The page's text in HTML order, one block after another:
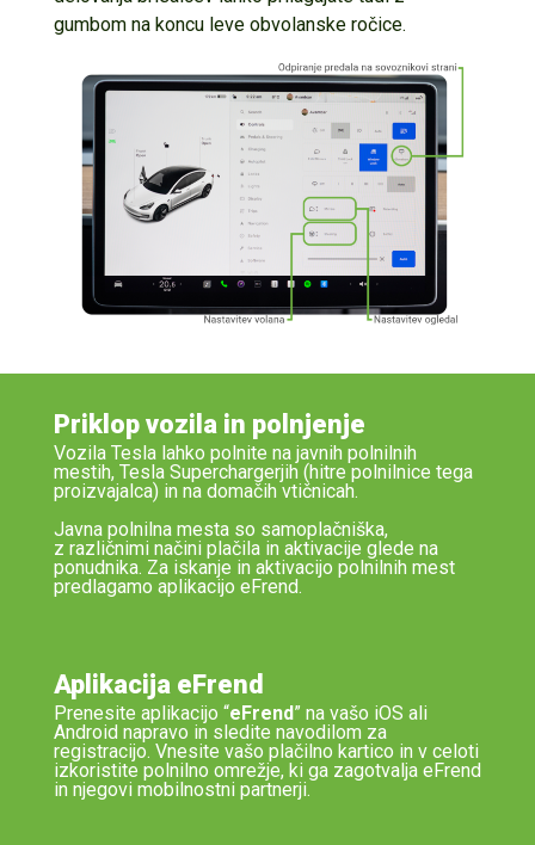
gumbom na koncu leve obvolanskeročice.
Priklop vozila in polnjenje
Vozila Tesla lahko polnite najavnih polnilnih
mestih, Tesla Superchargerjih(hitre polnilnice tega
proizvajalca) in na domačih vtičnicah.
Javna polnilna mesta so samoplačniška,
z različnimi načini plačila in aktivacije glede na
ponudnika. Za iskanje in aktivacijo polnilnih mest
predlagamo aplikacijo eFrend.
Aplikacija eFrend
Prenesite aplikacijo “eFrend” na vašo iOS ali
Android napravo in sledite navodilom za
registracijo. Vnesite vašo plačilno kartico in v celoti
izkoristite polnilno omrežje, ki ga zagotvalja eFrend
in njegovi mobilnostni partnerji.